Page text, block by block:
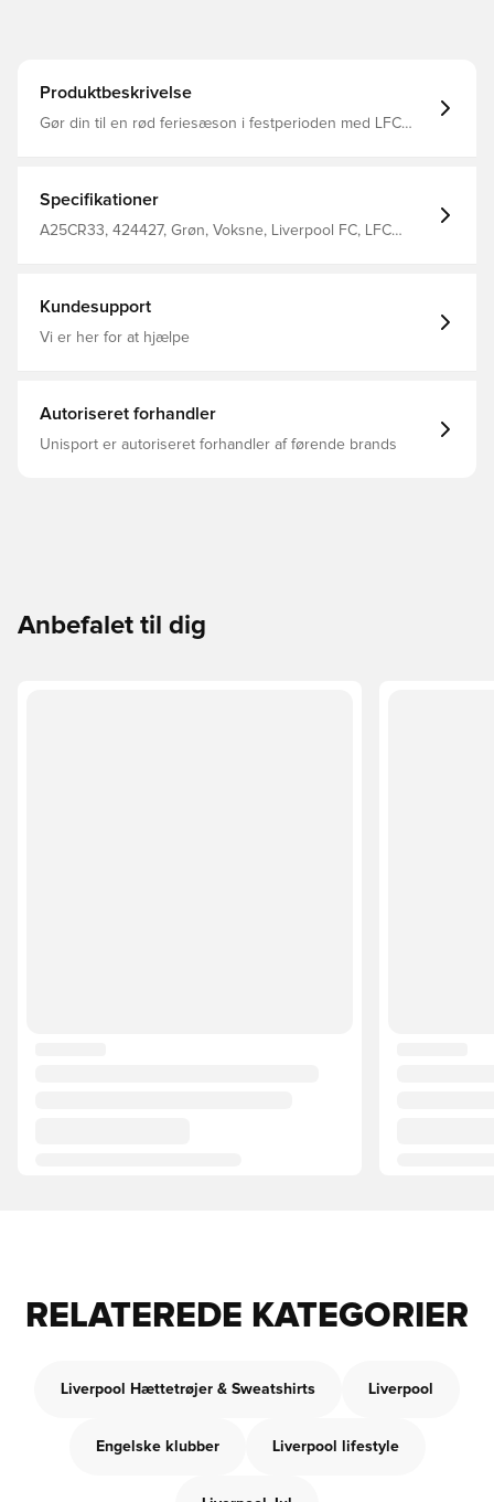
Produktbeskrivelse
Gør din til en rød feriesæson i festperioden med LFC
Liverpool FC-tema for voksne. Rund hals. Knit.
Langærmet. 100% akryl.
Specifikationer
A25CR33, 424427, Grøn, Voksne, Liverpool FC, LFC
Kundesupport
Vi er her for at hjælpe
Autoriseret forhandler
Unisport er autoriseret forhandler af førende brands
Anbefalet til dig
RELATEREDE KATEGORIER
Liverpool Hættetrøjer & Sweatshirts Liverpool
Engelske klubber Liverpool lifestyle